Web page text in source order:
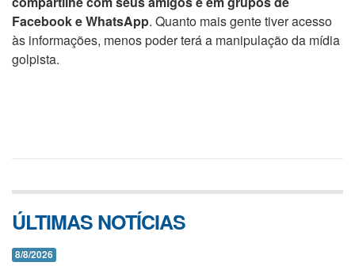
Facebook e WhatsApp. Quanto mais gente tiver acesso
às informações, menos poder terá a manipulação da mídia
golpista.
ÚLTIMAS NOTÍCIAS
8/8/2026